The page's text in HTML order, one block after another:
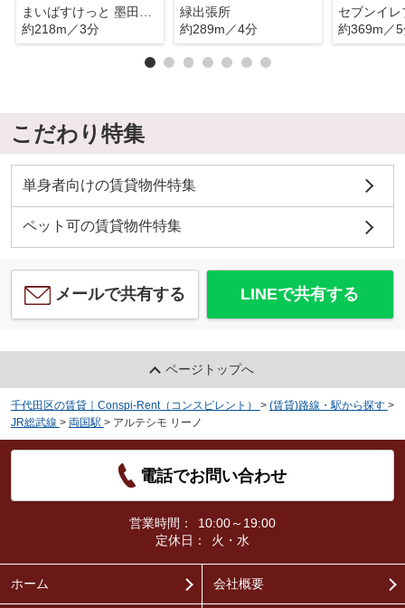
約218m／3分
緑出張所
約289m／4分
約369m／
こだわり特集
単身者向けの賃貸物件特集
ペット可の賃貸物件特集
メールで共有する LINEで共有する
ページトップへ
千代田区の賃貸｜Conspi-Rent（コンスピレント） > (賃貸)路線・駅から探す >
JR総武線 > 両国駅 > アルテシモ リーノ
電話でお問い合わせ
営業時間：
10:00～19:00
定休日：
火・水
ホーム 会社概要